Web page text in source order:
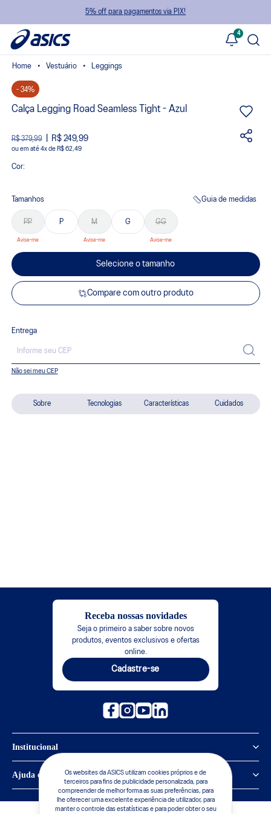
5% off para pagamentos via PIX!
4
Os websites da ASICS utilizam cookies próprios e de
terceiros para fins de publicidade personalizada, para
compreender de melhor forma as suas preferências, para
lhe oferecer uma excelente experiência de utilizador, para
manter o controle das estatísticas e para poder obter o seu
Sobre Tecnologias Características Cuidados
Vestuário Leggings
- 34%
Calça Legging Road Seamless Tight - Azul
R$ 379,99 R$ 249,99
ou 4xde R$ 62,49
Cor:
Tamanhos Guia de medidas
PP P M G GG
Selecione o tamanho
Compare com outro produto
Entrega
Não sei meu CEP
Receba nossas novidades
Seja o primeiro a saber sobre novos
produtos, eventos exclusivos e ofertas
online.
Cadastre-se
Institucional
Política de Privacidade
Sobre a ASICS
Ajuda e suporte
Central de Relacionamento